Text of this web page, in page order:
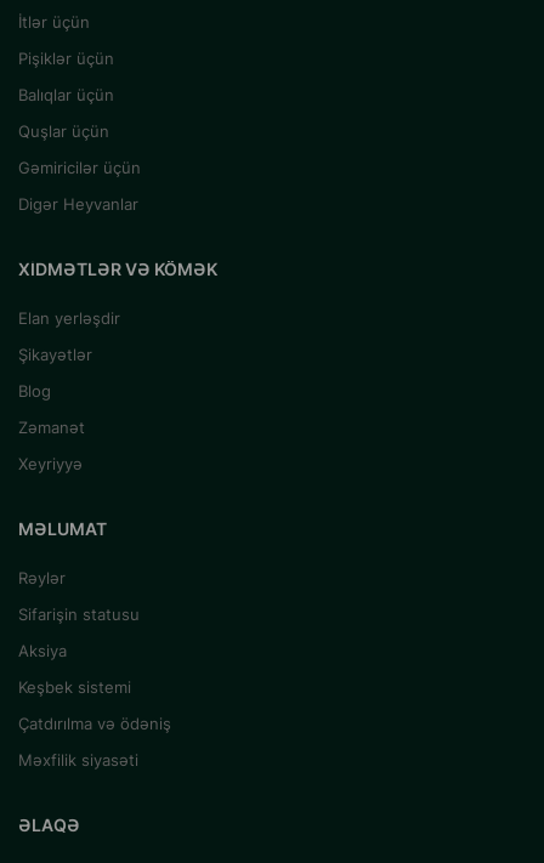
İtlər üçün
Pişiklər üçün
Balıqlar üçün
Quşlar üçün
Gəmiricilər üçün
Digər Heyvanlar
XIDMƏTLƏR VƏ KÖMƏK
Elan yerləşdir
Şikayətlər
Blog
Zəmanət
Xeyriyyə
MƏLUMAT
Rəylər
Sifarişin statusu
Aksiya
Keşbek sistemi
Çatdırılma və ödəniş
Məxfilik siyasəti
ƏLAQƏ